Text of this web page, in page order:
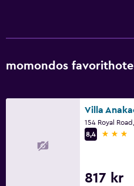
Dusch
Badkar
Walk-in-dusch
momondos
Villa
154 Royal
8,4
3
817 kr